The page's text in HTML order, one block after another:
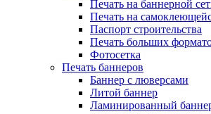
Печать на баннерной
Печать на
Паспорт строительства
Печать больших
Фотосетка
Печать баннеров
Баннер с люверсами
Литой баннер
Ламинированный